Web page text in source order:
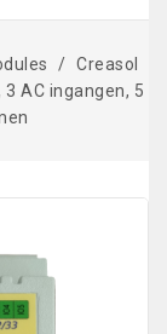
Creasol
AC ingangen, 5